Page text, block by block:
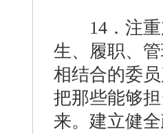
14．注重
生、履职、
相结合的委
把那些能够
来。建立健